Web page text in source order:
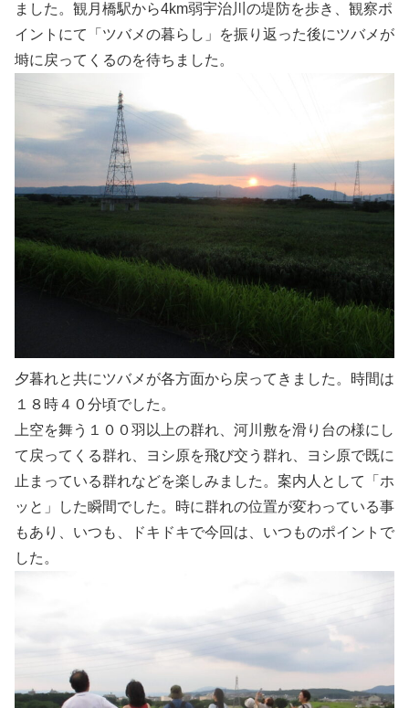
ました。観月橋駅から4km弱宇治川の堤防を歩き、観察ポ
イントにて「ツバメの暮らし」を振り返った後にツバメが
塒に戻ってくるのを待ちました。
夕暮れと共にツバメが各方面から戻ってきました。時間は
１８時４０分頃でした。
上空を舞う１００羽以上の群れ、河川敷を滑り台の様にし
て戻ってくる群れ、ヨシ原を飛び交う群れ、ヨシ原で既に
止まっている群れなどを楽しみました。案内人として「ホ
ッと」した瞬間でした。時に群れの位置が変わっている事
もあり、いつも、ドキドキで今回は、いつものポイントで
した。